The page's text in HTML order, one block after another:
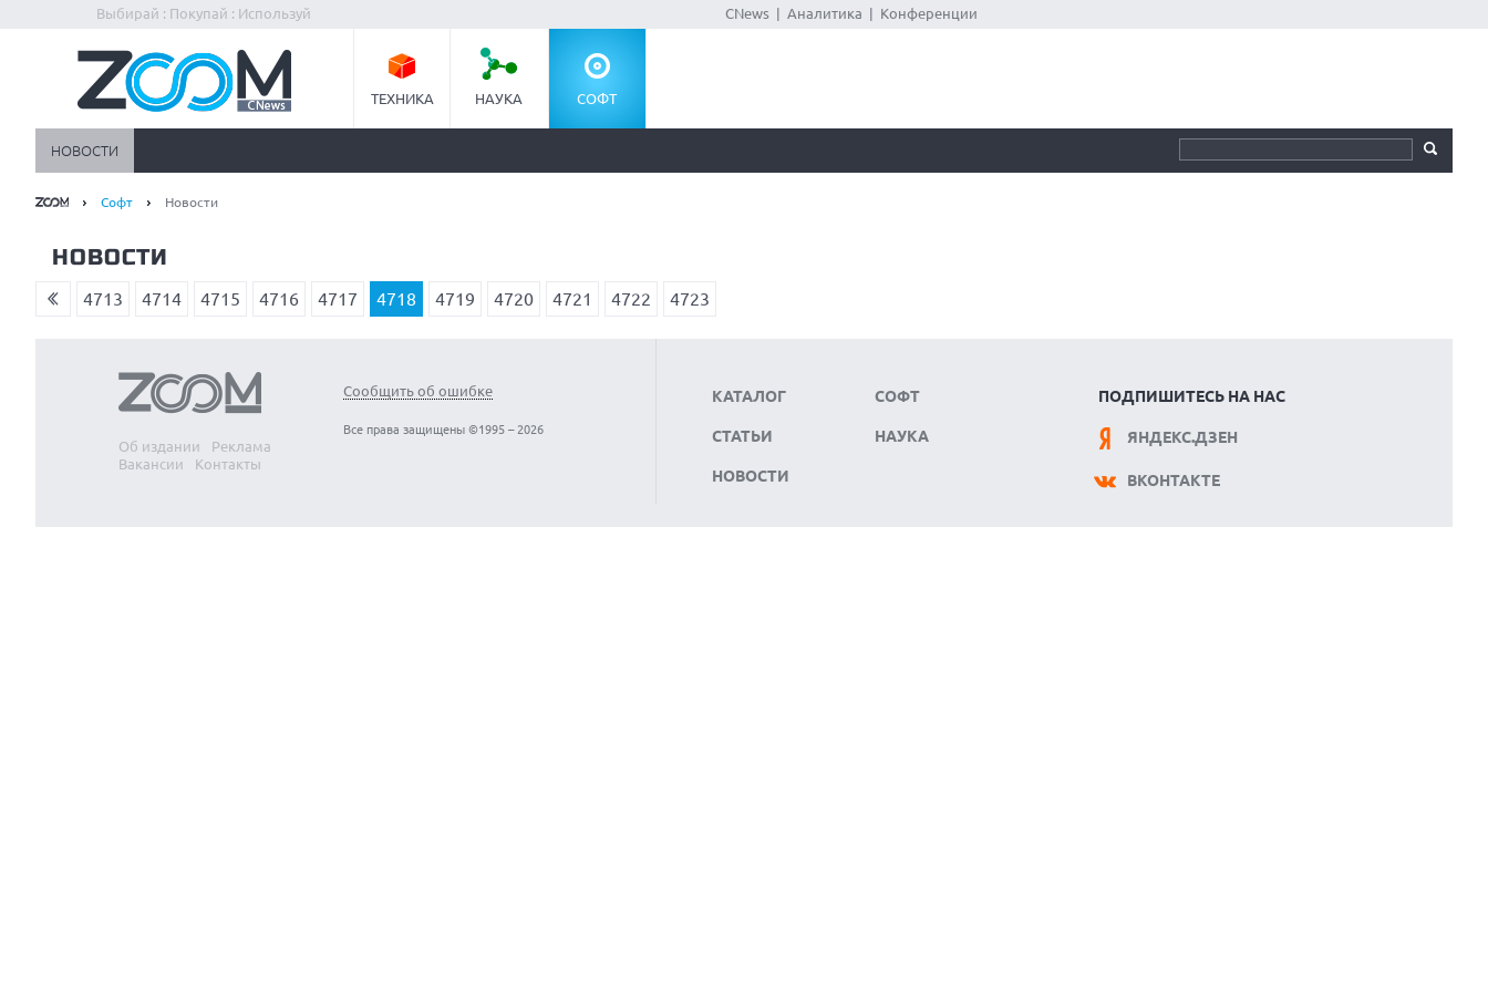
Выбирай : Покупай : Используй CNews Аналитика Конференции
ТЕХНИКА НАУКА СОФТ
НОВОСТИ
Софт Новости
НОВОСТИ
4713 4714 4715 4716 4717 4718 4719 4720 4721 4722 4723
Об издании
Реклама
Вакансии
Контакты
Сообщить об ошибке
Все права защищены ©1995 – 2026
КАТАЛОГ
СТАТЬИ
НОВОСТИ
СОФТ
НАУКА
ПОДПИШИТЕСЬ НА НАС
ЯНДЕКС.ДЗЕН
ВКОНТАКТЕ